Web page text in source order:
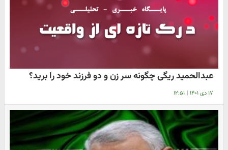
عبدالحمید ریگی چگونه سر زن و دو فرزند خود را برید؟
۱۷ دی ۱۴۰۱ | ۱۲:۵۱